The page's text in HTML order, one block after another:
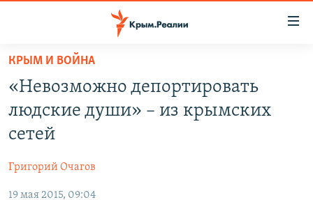
Вернуться
основному
содержанию
Вернутся
главной
навигации
Вернутся
ГРУЗ 200
11 ЛЕТ ОККУПАЦИИ КРЫМА. 11 ИСТОРИЙ СОПРОТИВЛЕНИЯ
ЕЩЕ
КРЫМ И ВОЙНА
«Невозможно депортировать
людские души» – из крымских
сетей
Григорий Очагов
19 мая 2015, 09:04